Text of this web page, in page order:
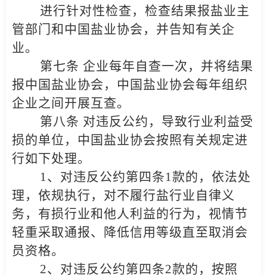
进行针对性检查，检查结果报盐业主
管部门和中国盐业协会，并告知有关企
业。
第七条 企业每年自查一次，并将结果
报中国盐业协会，中国盐业协会每年组织
企业之间开展互查。
第八条 对违反公约，导致行业利益受
损的单位，中国盐业协会按照有关规定进
行如下处理。
1、对违反公约第四条1款的，依法处
理，依规执行，对不履行盐行业自律义
务，有损行业和他人利益的行为，视情节
轻重采取通报、降低信用等级直至取消会
员资格。
2、对违反公约第四条2款的，按照